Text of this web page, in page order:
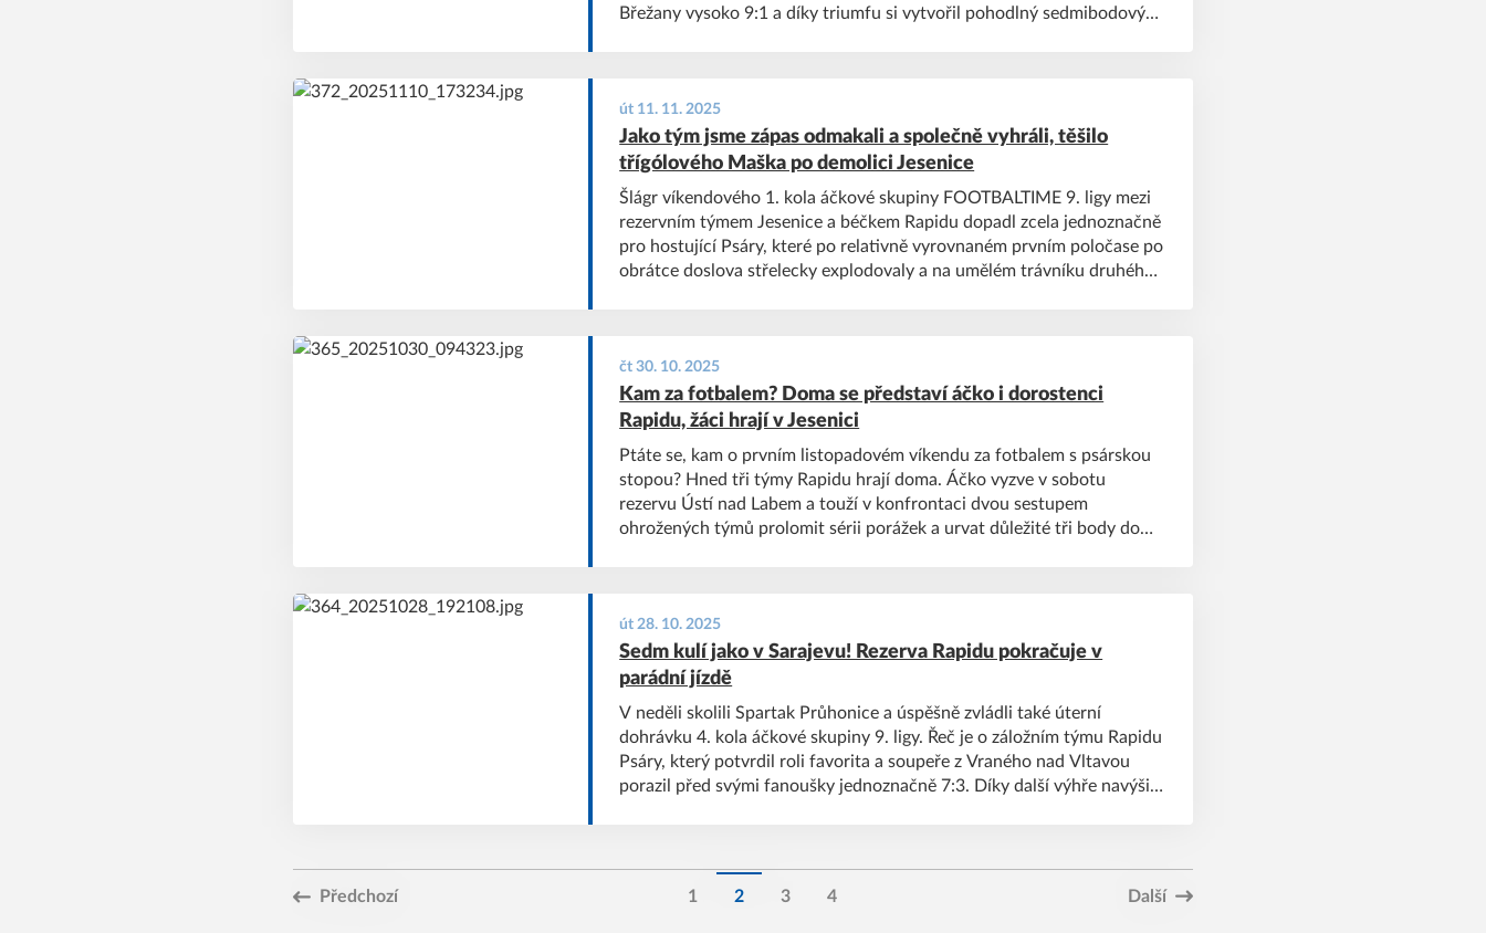
Břežany vysoko 9:1 a díky triumfu si vytvořil pohodlný sedmibodový
út 11. 11. 2025
Jako tým jsme zápas odmakali a společně vyhráli, těšilo
třígólového Maška po demolici Jesenice
Šlágr víkendového 1. kola áčkové skupiny FOOTBALTIME 9. ligy mezi
rezervním týmem Jesenice a béčkem Rapidu dopadl zcela jednoznačně
pro hostující Psáry, které po relativně vyrovnaném prvním poločase po
obrátce doslova střelecky explodovaly a na umělém trávníku druhého
čt 30. 10. 2025
Kam za fotbalem? Doma se představí áčko i dorostenci
Rapidu, žáci hrají v Jesenici
Ptáte se, kam o prvním listopadovém víkendu za fotbalem s psárskou
stopou? Hned tři týmy Rapidu hrají doma. Áčko vyzve v sobotu
rezervu Ústí nad Labem a touží v konfrontaci dvou sestupem
ohrožených týmů prolomit sérii porážek a urvat důležité tři body do
jedenáctka Rapidu Psáry.
út 28. 10. 2025
Sedm kulí jako v Sarajevu! Rezerva Rapidu pokračuje v
parádní jízdě
V neděli skolili Spartak Průhonice a úspěšně zvládli také úterní
dohrávku 4. kola áčkové skupiny 9. ligy. Řeč je o záložním týmu Rapidu
Psáry, který potvrdil roli favorita a soupeře z Vraného nad Vltavou
porazil před svými fanoušky jednoznačně 7:3. Díky další výhře navýšili
Předchozí 1 2 3 4 Další